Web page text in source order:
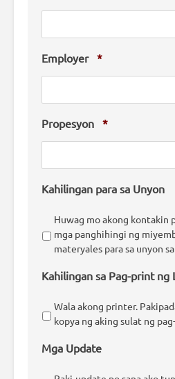
Employer *
Propesyon *
Kahilingan para sa Unyon
Huwag mo akong kontakin
mga panghihingi ng
materyales para sa unyon
Kahilingan sa Pag-print ng
Wala akong printer.
kopya ng aking sulat ng
Mga Update